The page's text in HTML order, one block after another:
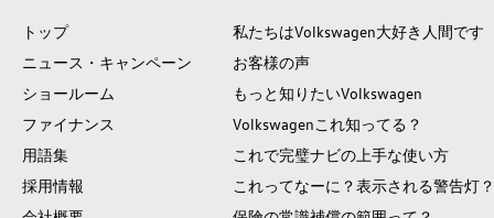
トップ
ニュース・キャンペーン
ショールーム
ファイナンス
用語集
採用情報
私たちはVolkswagen大好き人間です
お客様の声
もっと知りたいVolkswagen
Volkswagenこれ知ってる？
これで完璧ナビの上手な使い方
これってなーに？表示される警告灯？